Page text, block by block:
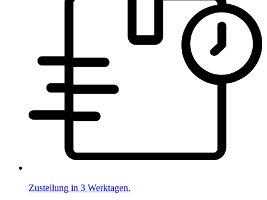
Zustellung in 3 Werktagen.